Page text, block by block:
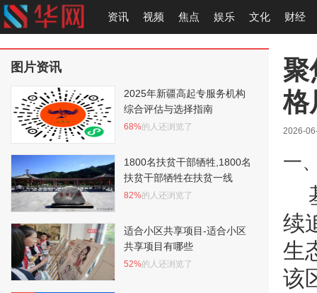
资讯 视频 焦点 娱乐 文化 财经
聚
格
2026-
一
续
生
该
图片资讯
2025年新疆高起专服务机构
综合评估与选择指南
68%的人还浏览了
1800名扶贫干部牺牲,1800名
扶贫干部牺牲在扶贫一线
82%的人还浏览了
适合小区共享项目-适合小区
共享项目有哪些
52%的人还浏览了